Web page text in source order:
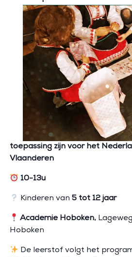
toepassing zijn voor het
Vlaanderen
10-13u
Kinderen van5 tot 12 jaar
Academie Hoboken,
Hoboken
De leerstof volgt het